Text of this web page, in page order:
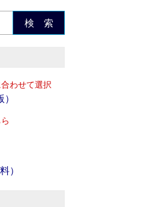
検 索
わせて選択
）